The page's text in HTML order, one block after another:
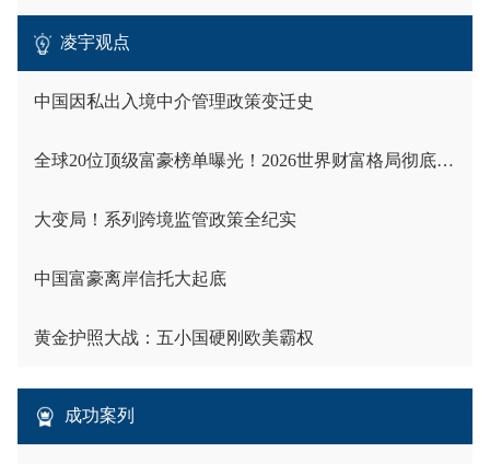
凌宇观点
中国因私出入境中介管理政策变迁史
全球20位顶级富豪榜单曝光！2026世界财富格局彻底洗牌
大变局！系列跨境监管政策全纪实
中国富豪离岸信托大起底
黄金护照大战：五小国硬刚欧美霸权
成功案列